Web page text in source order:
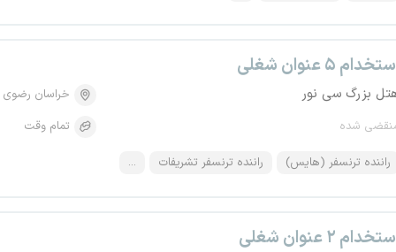
۵ عنوان شغلی
بزرگ سی نور
شده
خراسان رضوی
تمام وقت
راننده ترنسفر (هایس) راننده ترنسفر تشریفات ...
۲ عنوان شغلی